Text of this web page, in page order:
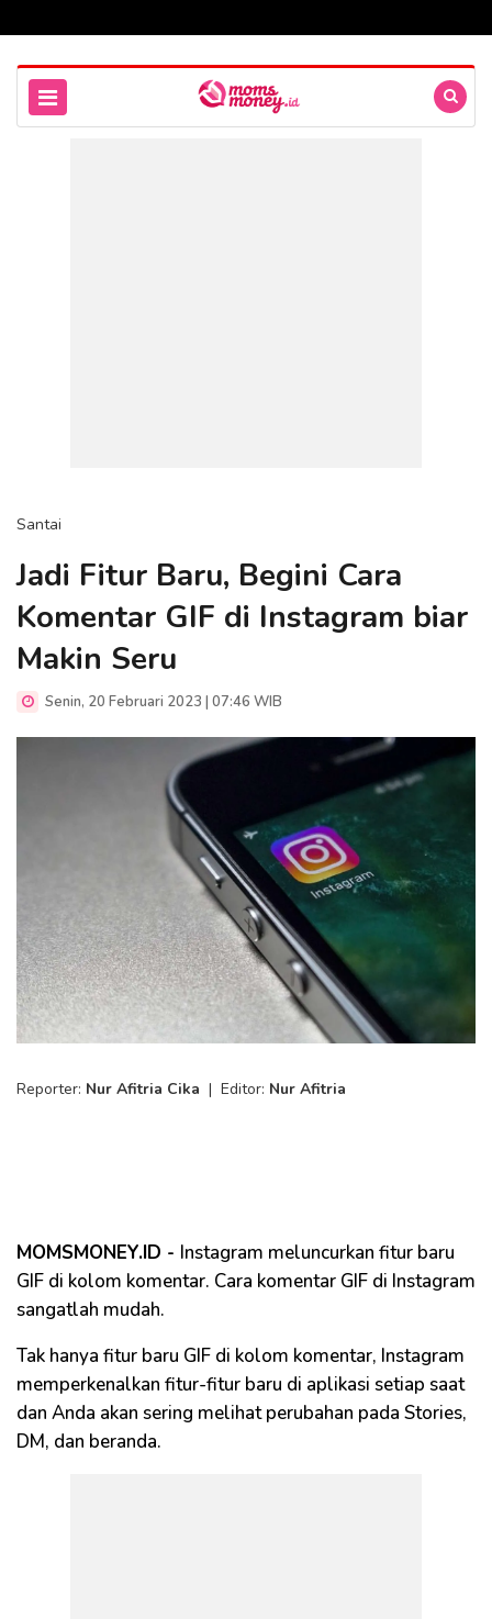
Santai
Jadi Fitur Baru, Begini Cara
Komentar GIF di Instagram biar
Makin Seru
Senin, 20 Februari 2023 | 07:46 WIB
Reporter: Nur Afitria Cika | Editor: Nur Afitria
MOMSMONEY.ID - Instagram meluncurkan fitur baru
GIF di kolom komentar. Cara komentar GIF di Instagram
sangatlah mudah.
Tak hanya fitur baru GIF di kolom komentar, Instagram
memperkenalkan fitur-fitur baru di aplikasi setiap saat
dan Anda akan sering melihat perubahan pada Stories,
DM, dan beranda.